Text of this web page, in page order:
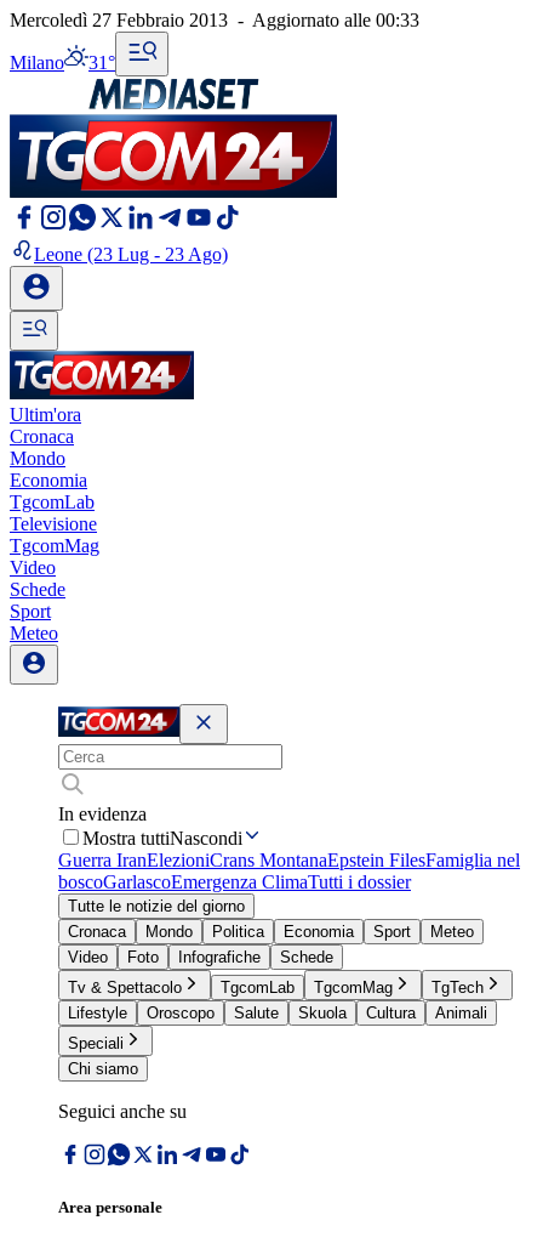
Mercoledì 27 Febbraio 2013 - Aggiornato alle 00:33
Milano 31°
Leone (23 Lug - 23 Ago)
Ultim'ora
Cronaca
Mondo
Economia
TgcomLab
Televisione
TgcomMag
Video
Schede
Sport
Meteo
In evidenza
Mostra tuttiNascondi
Guerra IranElezioniCrans MontanaEpstein FilesFamiglia nel
boscoGarlascoEmergenza ClimaTutti i dossier
Tutte le notizie del giorno
Cronaca
Mondo Politica Economia Sport
Meteo
Video
Foto Infografiche
Schede
Tv & Spettacolo
TgcomLab TgcomMag
TgTech
Lifestyle
Oroscopo Salute Skuola Cultura
Animali
Speciali
Chi siamo
Seguici anche su
Area personale